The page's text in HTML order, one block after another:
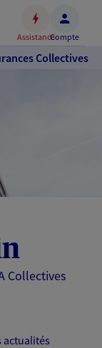
AssistanceCompte
Collectives
Collectives
actualités